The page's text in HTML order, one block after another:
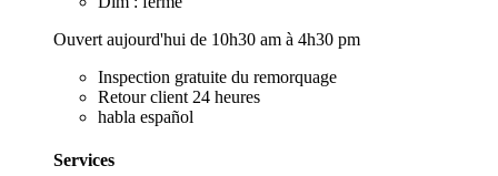
Ouvert aujourd'hui de 10h30 am à 4h30 pm
Inspection gratuite du remorquage
Retour client 24 heures
habla español
Services